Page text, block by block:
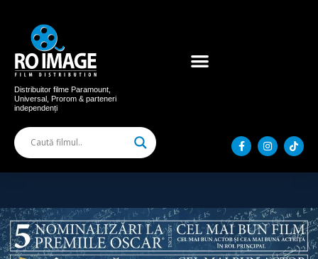
Distribuitor filme Paramount,
Universal, Prorom & parteneri
independenți